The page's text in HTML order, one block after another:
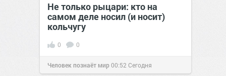
Не только рыцари: кто на
самом деле носил (и носит)
кольчугу
0 0
Человек познаёт мир00:52 Сегодня